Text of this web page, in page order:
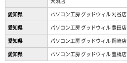
愛知県 パソコン工房 グッドウィル 刈谷店
愛知県
パソコン工房 グッドウィル 豊田店
愛知県
パソコン工房 グッドウィル 岡崎店
愛知県
パソコン工房 グッドウィル 豊橋店